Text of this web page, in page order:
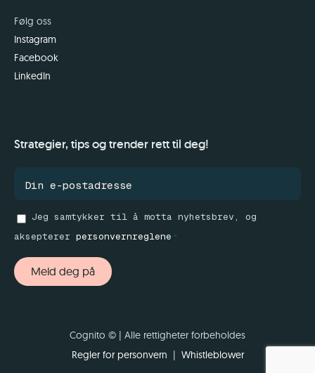
Følg oss
Instagram
Facebook
LinkedIn
Cognito © | Alle rettigheter forbeholdes
Regler for personvern | Whistleblower
Strategier, tips og trender rett til deg!
Jeg samtykker til å motta nyhetsbrev, og
aksepterer personvernreglene *
Meld deg på